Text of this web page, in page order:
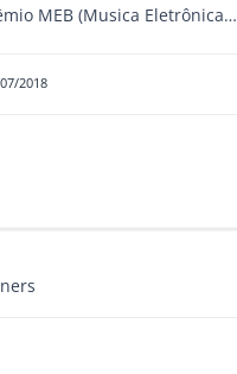
MEB (Musica Eletrônica…
2018